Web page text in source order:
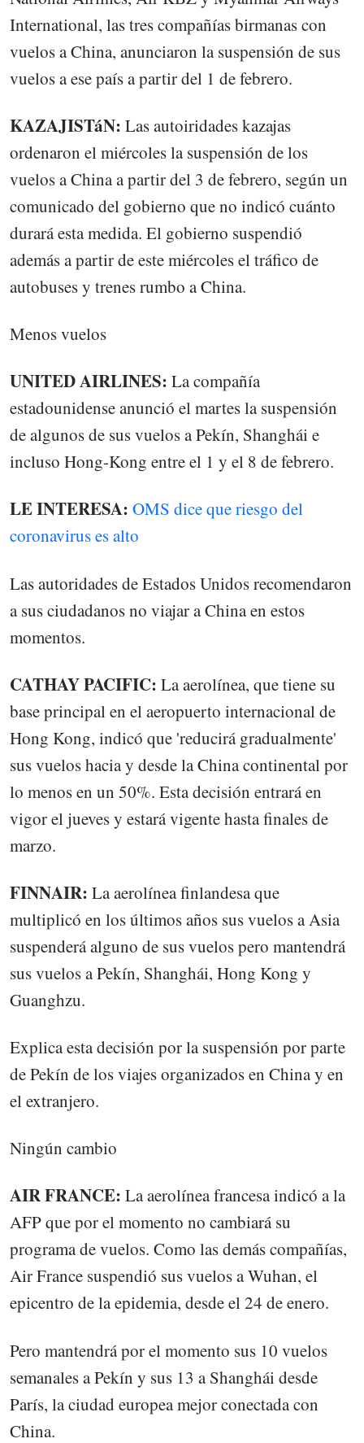
International, las tres compañías birmanas con
vuelos a China, anunciaron la suspensión de sus
vuelos a ese país a partir del 1 de febrero.
KAZAJISTáN: Las autoiridades kazajas
ordenaron el miércoles la suspensión de los
vuelos a China a partir del 3 de febrero, según un
comunicado del gobierno que no indicó cuánto
durará esta medida. El gobierno suspendió
además a partir de este miércoles el tráfico de
autobuses y trenes rumbo a China.
Menos vuelos
UNITED AIRLINES: La compañía
estadounidense anunció el martes la suspensión
de algunos de sus vuelos a Pekín, Shanghái e
incluso Hong-Kong entre el 1 y el 8 de febrero.
LE INTERESA: OMS dice que riesgo del
coronavirus es alto
Las autoridades de Estados Unidos recomendaron
a sus ciudadanos no viajar a China en estos
momentos.
CATHAY PACIFIC: La aerolínea, que tiene su
base principal en el aeropuerto internacional de
Hong Kong, indicó que 'reducirá gradualmente'
sus vuelos hacia y desde la China continental por
lo menos en un 50%. Esta decisión entrará en
vigor el jueves y estará vigente hasta finales de
marzo.
FINNAIR: La aerolínea finlandesa que
multiplicó en los últimos años sus vuelos a Asia
suspenderá alguno de sus vuelos pero mantendrá
sus vuelos a Pekín, Shanghái, Hong Kong y
Guanghzu.
Explica esta decisión por la suspensión por parte
de Pekín de los viajes organizados en China y en
el extranjero.
Ningún cambio
AIR FRANCE: La aerolínea francesa indicó a la
AFP que por el momento no cambiará su
programa de vuelos. Como las demás compañías,
Air France suspendió sus vuelos a Wuhan, el
epicentro de la epidemia, desde el 24 de enero.
Pero mantendrá por el momento sus 10 vuelos
semanales a Pekín y sus 13 a Shanghái desde
París, la ciudad europea mejor conectada con
China.